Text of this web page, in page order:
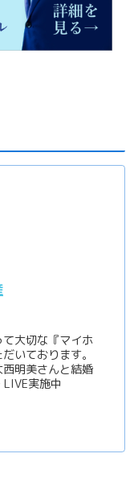
大切な『マイホ
いております。
明美さんと結婚
実施中